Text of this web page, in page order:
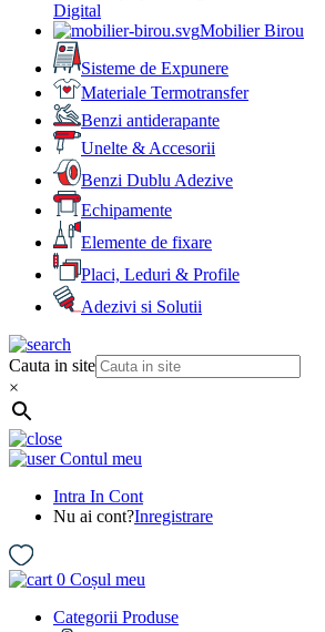
Digital
Mobilier Birou
Sisteme de Expunere
Materiale Termotransfer
Benzi antiderapante
Unelte & Accesorii
Benzi Dublu Adezive
Echipamente
Elemente de fixare
Placi, Leduri & Profile
Adezivi si Solutii
Cauta in site
×
Contul meu
Intra In Cont
Nu ai cont?Inregistrare
0 Coșul meu
Categorii Produse